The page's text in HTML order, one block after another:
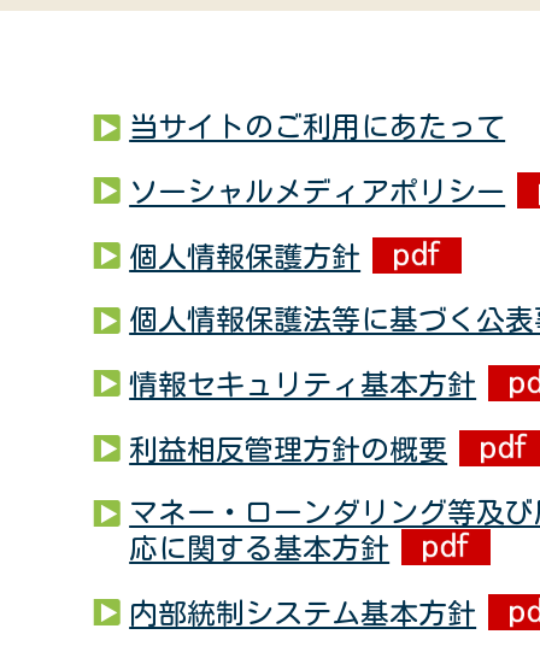
当サイトのご利用にあたって
ソーシャルメディアポリシー
個人情報保護方針
個人情報保護法等に基づく公
情報セキュリティ基本方針
利益相反管理方針の概要
マネー・ローンダリング等及
応に関する基本方針
内部統制システム基本方針